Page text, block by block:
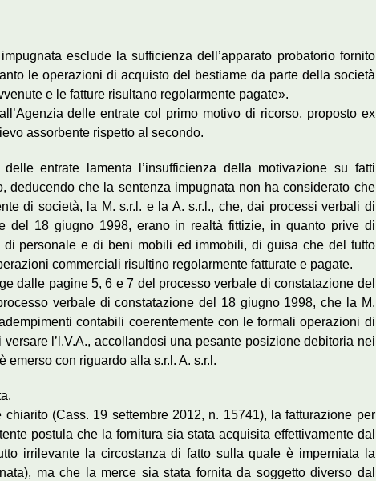
esclude la sufficienza dell’apparato probatorio fornito
le operazioni di acquisto del bestiame da parte della società
e le fatture risultano regolarmente pagate».
delle entrate col primo motivo di ricorso, proposto ex
assorbente rispetto al secondo.
entrate lamenta l’insufficienza della motivazione su fatti
deducendo che la sentenza impugnata non ha considerato che
di società, la M. s.r.l. e la A. s.r.l., che, dai processi verbali di
del 18 giugno 1998, erano in realtà fittizie, in quanto prive di
di personale e di beni mobili ed immobili, di guisa che del tutto
commerciali risultino regolarmente fatturate e pagate.
dalle pagine 5, 6 e 7 del processo verbale di constatazione del
verbale di constatazione del 18 giugno 1998, che la M.
contabili coerentemente con le formali operazioni di
l’l.V.A., accollandosi una pesante posizione debitoria nei
emerso con riguardo alla s.r.l. A. s.r.l.
(Cass. 19 settembre 2012, n. 15741), la fatturazione per
postula che la fornitura sia stata acquisita effettivamente dal
irrilevante la circostanza di fatto sulla quale è imperniata la
ma che la merce sia stata fornita da soggetto diverso dal